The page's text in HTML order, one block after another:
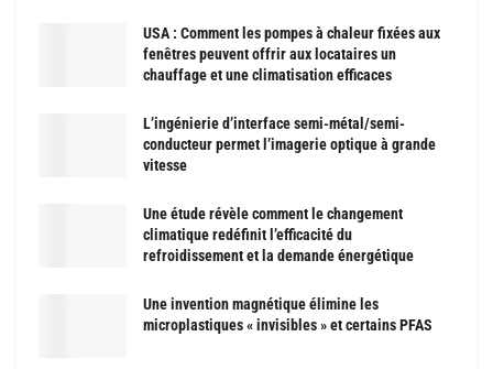
USA : Comment les pompes à chaleur fixées aux
fenêtres peuvent offrir aux locataires un
chauffage et une climatisation efficaces
L’ingénierie d’interface semi-métal/semi-
conducteur permet l’imagerie optique à grande
vitesse
Une étude révèle comment le changement
climatique redéfinit l’efficacité du
refroidissement et la demande énergétique
Une invention magnétique élimine les
microplastiques « invisibles » et certains PFAS